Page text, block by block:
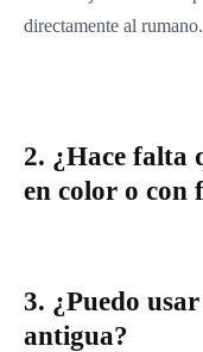
directamente al rumano.
2. ¿Hace falta
en color o con
3. ¿Puedo
antigua?